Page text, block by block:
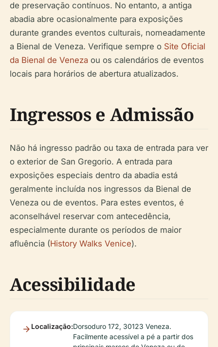
de preservação contínuos. No entanto, a antiga
abadia abre ocasionalmente para exposições
durante grandes eventos culturais, nomeadamente
a Bienal de Veneza. Verifique sempre o Site Oficial
da Bienal de Veneza ou os calendários de eventos
locais para horários de abertura atualizados.
Ingressos e Admissão
Não há ingresso padrão ou taxa de entrada para ver
o exterior de San Gregorio. A entrada para
exposições especiais dentro da abadia está
geralmente incluída nos ingressos da Bienal de
Veneza ou de eventos. Para estes eventos, é
aconselhável reservar com antecedência,
especialmente durante os períodos de maior
afluência (History Walks Venice).
Acessibilidade
Localização:Dorsoduro 172, 30123 Veneza.
Facilmente acessível a pé a partir dos